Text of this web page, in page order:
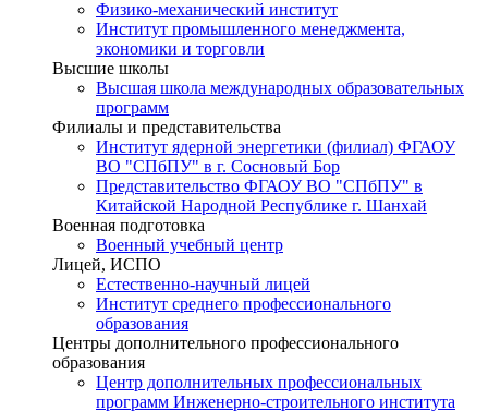
Физико-механический институт
Институт промышленного менеджмента,
экономики и торговли
Высшие школы
Высшая школа международных образовательных
программ
Филиалы и представительства
Институт ядерной энергетики (филиал) ФГАОУ
ВО "СПбПУ" в г. Сосновый Бор
Представительство ФГАОУ ВО "СПбПУ" в
Китайской Народной Республике г. Шанхай
Военная подготовка
Военный учебный центр
Лицей, ИСПО
Естественно-научный лицей
Институт среднего профессионального
образования
Центры дополнительного профессионального
образования
Центр дополнительных профессиональных
программ Инженерно-строительного института